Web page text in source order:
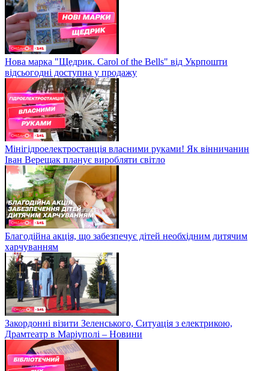
Нова марка "Щедрик. Carol of the Bells" від Укрпошти
відсьогодні доступна у продажу
Мінігідроелектростанція власними руками! Як вінничанин
Іван Верещак планує виробляти світло
Благодійна акція, що забезпечує дітей необхідним дитячим
харчуванням
Закордонні візити Зеленського, Ситуація з електрикою,
Драмтеатр в Маріуполі – Новини